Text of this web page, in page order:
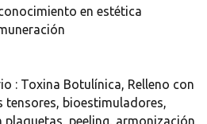
en estética
: Toxina Botulínica, Relleno con
bioestimuladores,
plaquetas, peeling, armonización